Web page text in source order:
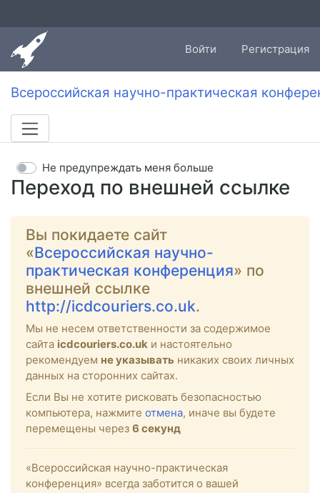
Войти Регистрация
Всероссийская научно-практическая
Переход по внешней ссылке
Не предупреждать меня больше
Вы покидаете сайт
«Всероссийская научно-
практическая конференция» по
внешней ссылке
http://icdcouriers.co.uk.
Мы не несем ответственности за содержимое
сайта icdcouriers.co.uk и настоятельно
рекомендуем не указывать никаких своих личных
данных на сторонних сайтах.
Если Вы не хотите рисковать безопасностью
компьютера, нажмите отмена, иначе вы будете
перемещены через 6 секунд
«Всероссийская научно-практическая
конференция» всегда заботится о вашей